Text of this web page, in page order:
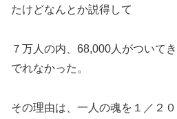
たけどなんとか説得して
７万人の内、68,000人がついて
でれなかった。
その理由は、一人の魂を１／２